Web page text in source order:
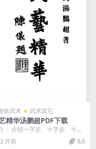
统武术 武术其它
精华汤鹏超PDF下载
： 介绍一字步、十字步、十字
十字腿、大洪拳、点穴法、猴
凳花、流星锤、...
3 月前 8.8